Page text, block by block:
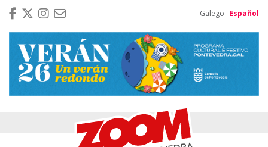
Galego Español